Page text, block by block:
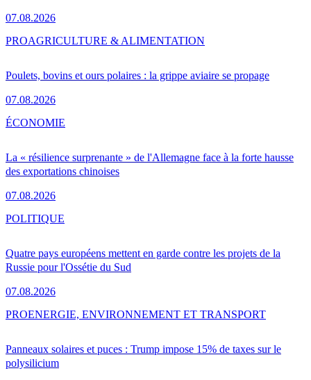
07.08.2026
Poulets, bovins et ours polaires : la grippe aviaire se propage
07.08.2026
PROAGRICULTURE & ALIMENTATION
La « résilience surprenante » de l'Allemagne face à la forte hausse
des exportations chinoises
07.08.2026
ÉCONOMIE
Quatre pays européens mettent en garde contre les projets de la
Russie pour l'Ossétie du Sud
07.08.2026
POLITIQUE
Panneaux solaires et puces : Trump impose 15% de taxes sur le
polysilicium
PROENERGIE, ENVIRONNEMENT ET TRANSPORT